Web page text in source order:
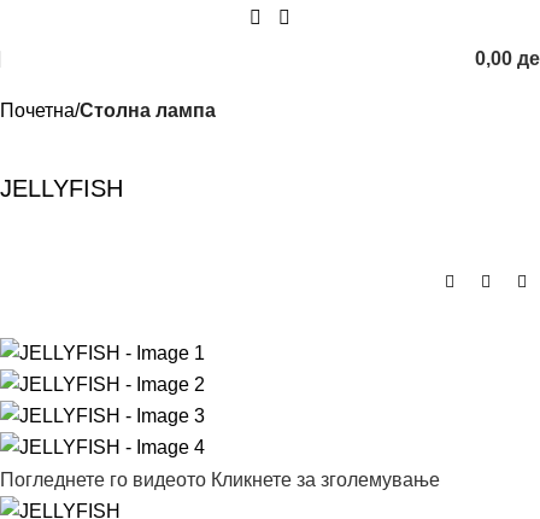
0,00
Почетна Столна лампа
JELLYFISH
Погледнете го видеото Кликнете за зголемување